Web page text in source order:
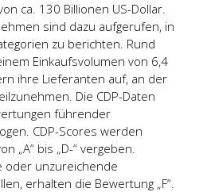
ca. 130 Billionen US-Dollar.
sind dazu aufgerufen, in
zu berichten. Rund
Einkaufsvolumen von 6,4
ihre Lieferanten auf, an der
Die CDP-Daten
führender
CDP-Scores werden
„A“ bis „D-“ vergeben.
oder unzureichende
erhalten die Bewertung „F“.